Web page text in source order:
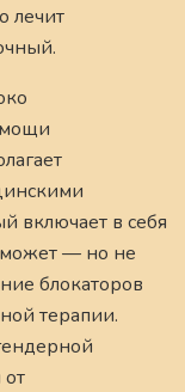
лечит
включает в себя
— но не
блокаторов
терапии.